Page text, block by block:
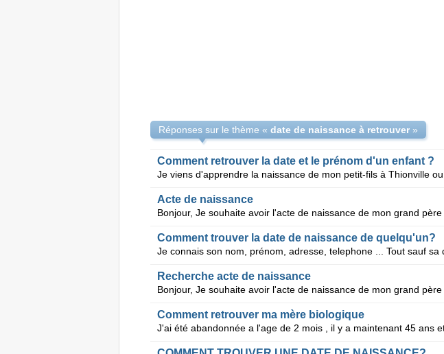
Réponses sur le thème « date de naissance à retrouver»
Comment retrouver la date et le prénom d'un enfant ?
Acte de naissance
Comment trouver la date de naissance de quelqu'un?
Recherche acte de naissance
Comment retrouver ma mère biologique